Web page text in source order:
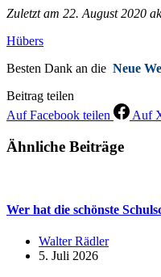
Zuletzt am 22. August 2020
Hübers
Besten Dank an die Neue
Beitrag teilen
Auf Facebook teilen
Auf
Ähnliche Beiträge
Wer hat die schönste
Walter Rädler
5. Juli 2026